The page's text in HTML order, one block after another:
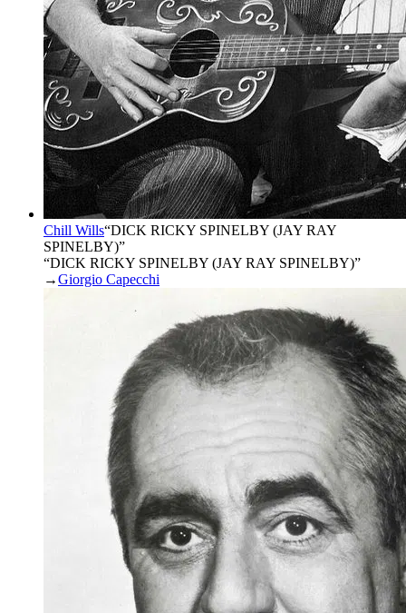
Chill Wills“DICK RICKY SPINELBY (JAY RAY
SPINELBY)”
“DICK RICKY SPINELBY (JAY RAY SPINELBY)”
→Giorgio Capecchi